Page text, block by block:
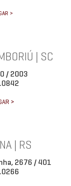
>
| SC
/ 2003
>
| RS
2676 / 401